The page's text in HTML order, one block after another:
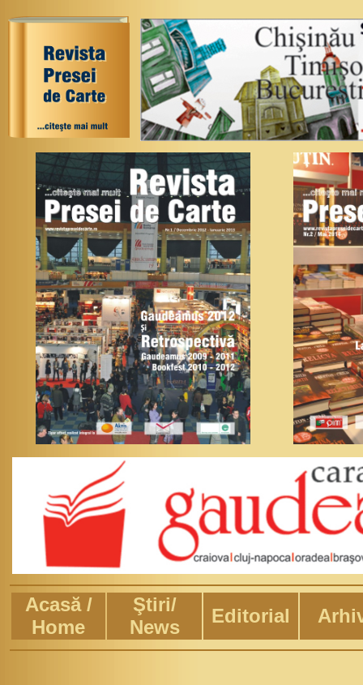
Acasă /
Home
Ştiri/
News
Editorial